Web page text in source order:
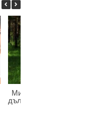
Мигренон победи
дългогодишната ми